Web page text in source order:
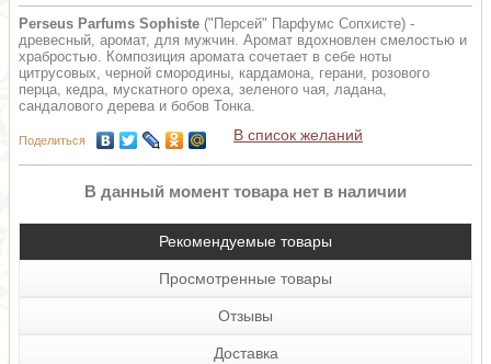
Perseus Parfums Sophiste ("Персей" Парфумс Сопхисте) -
древесный, аромат, для мужчин. Аромат вдохновлен смелостью и
храбростью. Композиция аромата сочетает в себе ноты
цитрусовых, черной смородины, кардамона, герани, розового
перца, кедра, мускатного ореха, зеленого чая, ладана,
сандалового дерева и бобов Тонка.
Поделиться В список желаний
В данный момент товара нет в наличии
Рекомендуемые товары
Просмотренные товары
Отзывы
Доставка